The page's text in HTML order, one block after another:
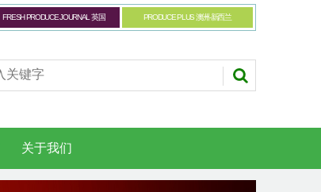
FRESH PRODUCE JOURNAL 英国 PRODUCE PLUS 澳洲-新西兰
关于我们